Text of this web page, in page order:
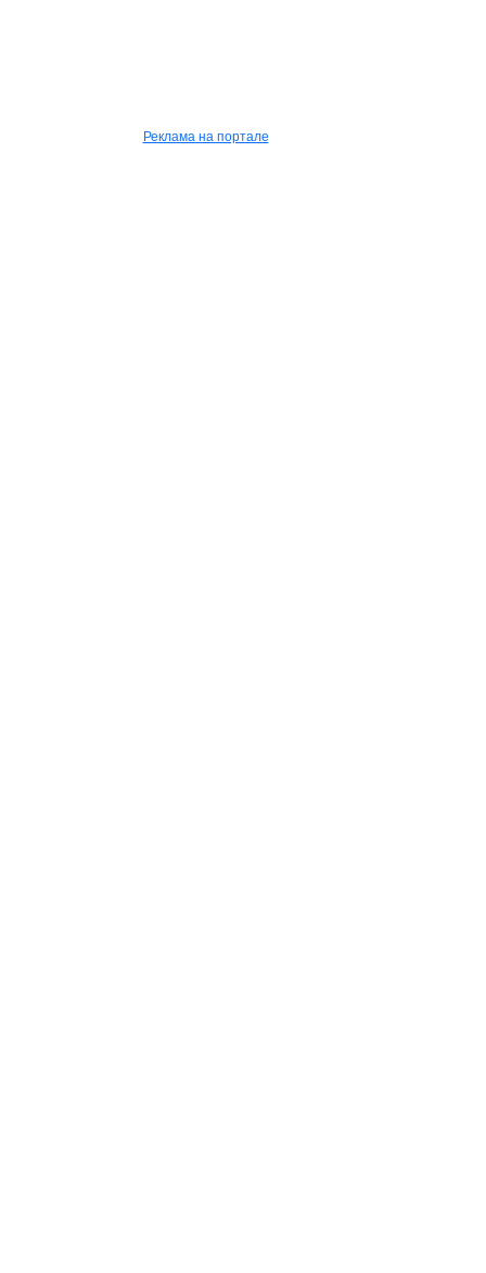
Реклама на портале